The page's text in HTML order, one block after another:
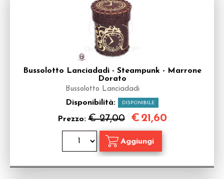
Bussolotto Lanciadadi - Steampunk - Marrone
Dorato
Bussolotto Lanciadadi
Disponibilità: DISPONIBILE
Prezzo:€ 27,00 € 21,60